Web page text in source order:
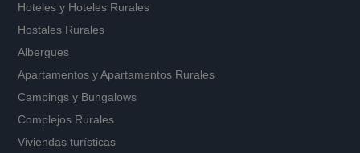
Hoteles y Hoteles Rurales
Hostales Rurales
Albergues
Apartamentos yApartamentos Rurales
Campings y Bungalows
Complejos Rurales
Viviendas turísticas